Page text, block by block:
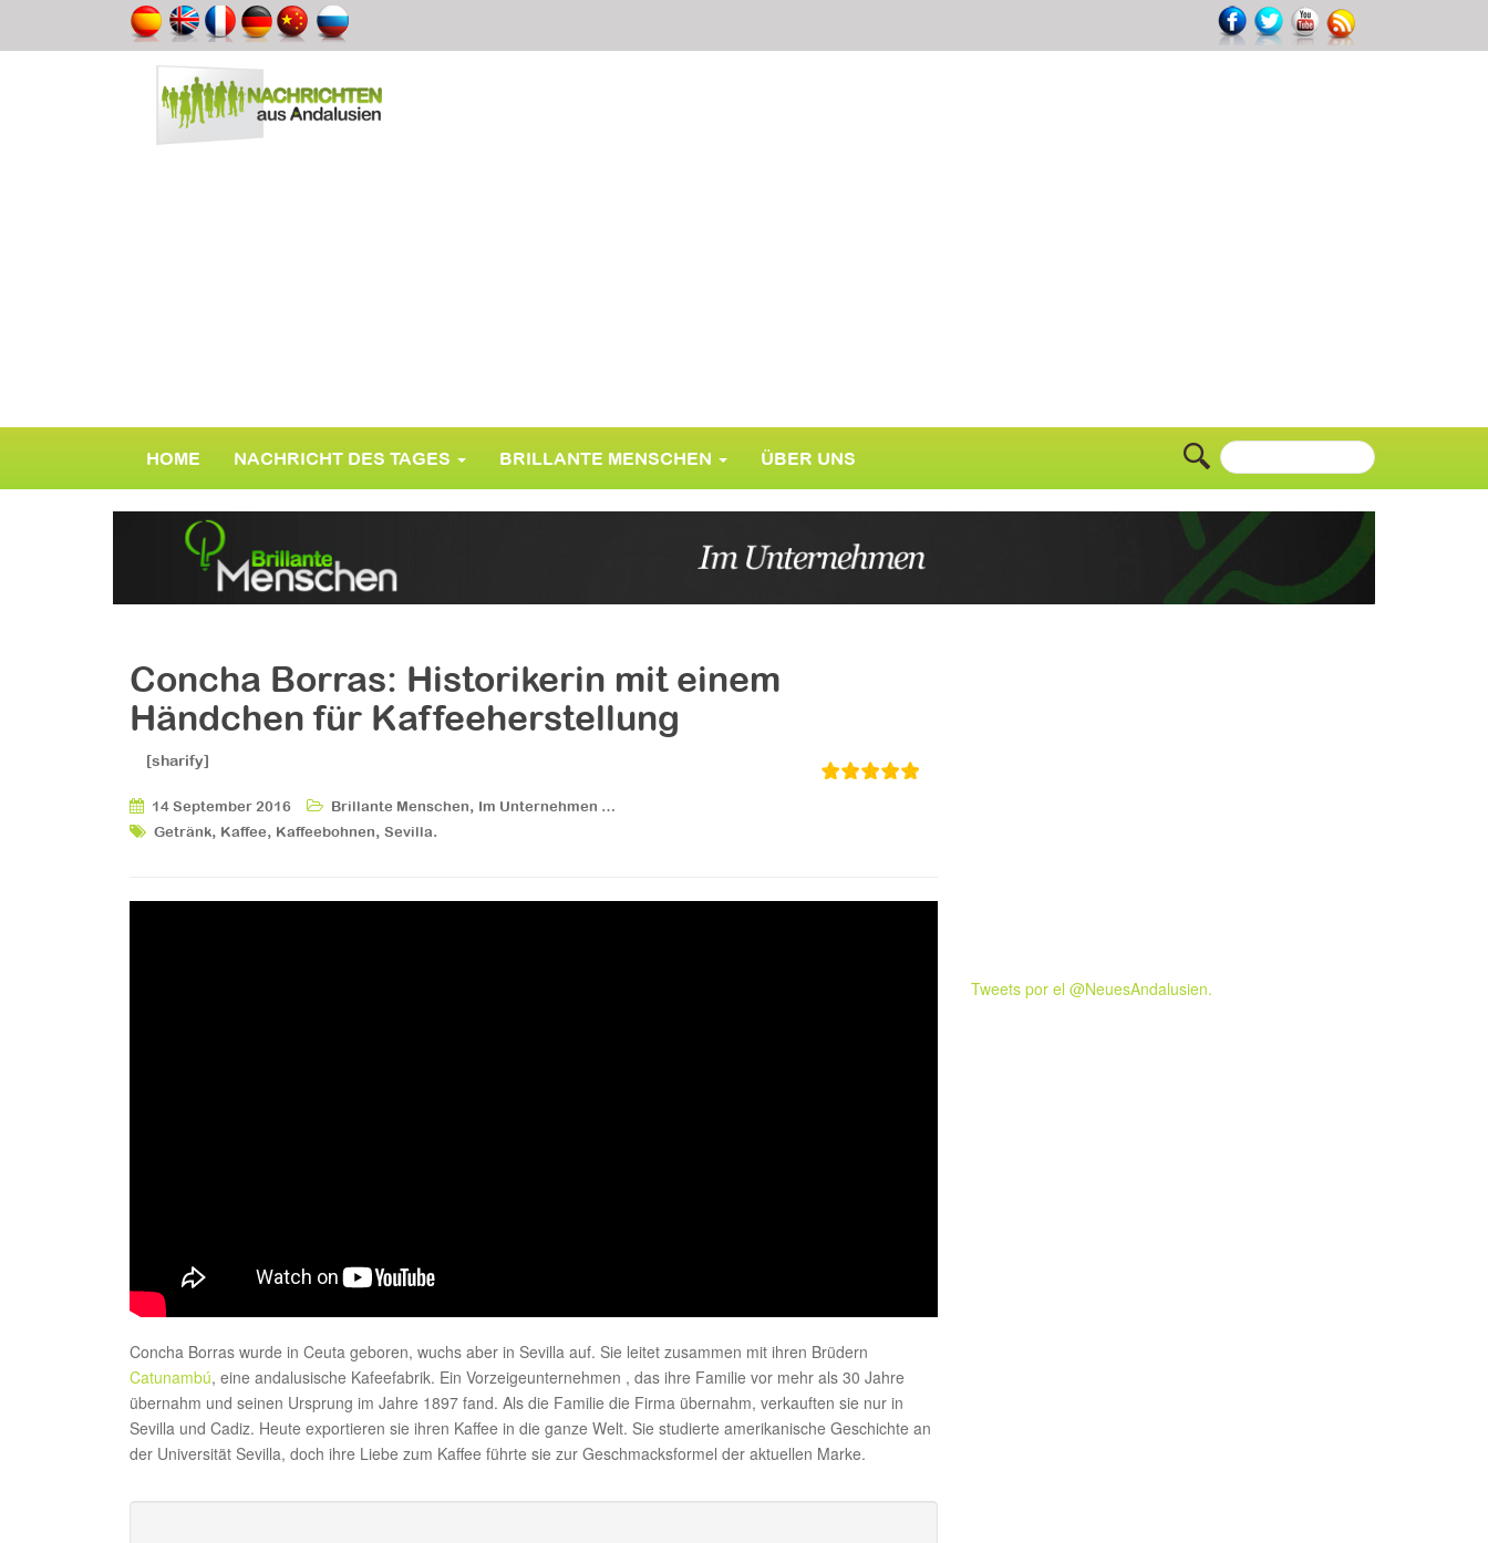
HOME NACHRICHT DES TAGES BRILLANTE MENSCHEN ÜBER UNS
Concha Borras: Historikerin mit einem
Händchen für Kaffeeherstellung
[sharify]
14 September 2016 Brillante Menschen, Im Unternehmen …
Getränk, Kaffee, Kaffeebohnen, Sevilla.
Concha Borras wurde in Ceuta geboren, wuchs aber in Sevilla auf. Sie leitet zusammen mit ihren Brüdern
Catunambú, eine andalusische Kafeefabrik. Ein Vorzeigeunternehmen , das ihre Familie vor mehr als 30 Jahre
übernahm und seinen Ursprung im Jahre 1897 fand. Als die Familie die Firma übernahm, verkauften sie nur in
Sevilla und Cadiz. Heute exportieren sie ihren Kaffee in die ganze Welt. Sie studierte amerikanische Geschichte an
der Universität Sevilla, doch ihre Liebe zum Kaffee führte sie zur Geschmacksformel der aktuellen Marke.
Tweets por el @NeuesAndalusien.